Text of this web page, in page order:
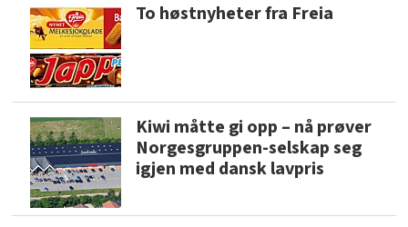
To høstnyheter fra Freia
Kiwi måtte gi opp – nå prøver
Norgesgruppen-selskap seg
igjen med dansk lavpris